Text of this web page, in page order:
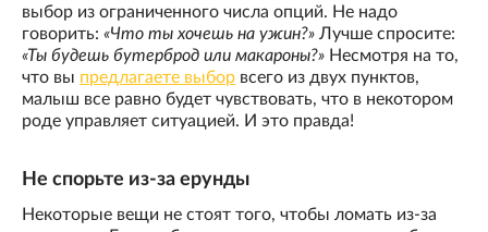
выбор из ограниченного числа опций. Не надо
говорить: «Что ты хочешь на ужин?» Лучше спросите:
«Ты будешь бутерброд или макароны?» Несмотря на то,
что вы предлагаете выбор всего из двух пунктов,
малыш все равно будет чувствовать, что в некотором
роде управляет ситуацией. И это правда!
Не спорьте из-за ерунды
Некоторые вещи не стоят того, чтобы ломать из-за